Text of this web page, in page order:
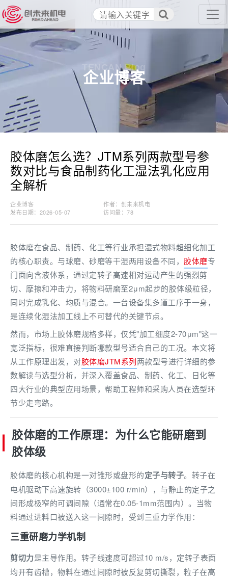
企业博客
TENCAN Blog
胶体磨怎么选？JTM系列两款型号参
数对比与食品制药化工湿法乳化应用
全解析
企业博客
作者：创未来机电
发布日期：2026-05-07
访问量：78
胶体磨在食品、制药、化工等行业承担湿式物料超细化加工
的核心职责。与球磨、砂磨等干湿两用设备不同， 胶体磨专
门面向含液体系，通过定转子高速相对运动产生的强烈剪
切、摩擦和冲击力，将物料研磨至2μm起步的胶体级粒径，
同时完成乳化、均质与混合。一台设备集多道工序于一身，
是连续化湿法加工线上不可替代的关键节点。
然而，市场上胶体磨规格多样，仅凭"加工细度2-70μm"这一
宽泛指标，很难直接判断哪款型号适合自己的工况。本文将
从工作原理出发，对胶体磨JTM系列两款型号进行详细的参
数解读与选型分析，并深入覆盖食品、制药、化工、日化等
四大行业的典型应用场景，帮助工程师和采购人员在选型环
节少走弯路。
胶体磨的工作原理：为什么它能研磨到
胶体级
胶体磨的核心机构是一对锥形或盘形的定子与转子。转子在
电机驱动下高速旋转（3000±100 r/min），与静止的定子之
间形成极窄的可调间隙（通常在0.05-1mm范围内）。当物
料通过进料口被送入这一间隙时，受到三重力学作用：
三重研磨力学机制
剪切力是主导作用。转子线速度可超过10 m/s，定转子表面
均开有齿槽，物料在通过间隙时被反复剪切撕裂，粒子在高